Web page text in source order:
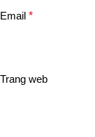
Email *
Trang web